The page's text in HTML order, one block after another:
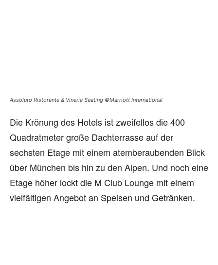
Assoluto Ristorante & Vineria Seating ©Marriott International
Die Krönung des Hotels ist zweifellos die 400
Quadratmeter große Dachterrasse auf der
sechsten Etage mit einem atemberaubenden Blick
über München bis hin zu den Alpen. Und noch eine
Etage höher lockt die M Club Lounge mit einem
vielfältigen Angebot an Speisen und Getränken.